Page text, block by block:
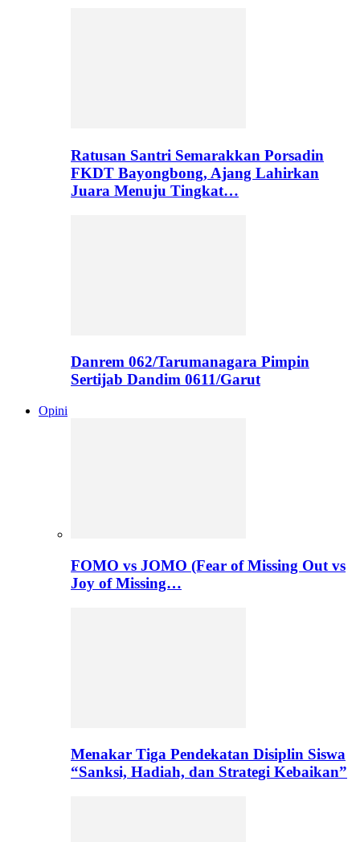
Ratusan Santri Semarakkan Porsadin
FKDT Bayongbong, Ajang Lahirkan
Juara Menuju Tingkat…
Danrem 062/Tarumanagara Pimpin
Sertijab Dandim 0611/Garut
Opini
FOMO vs JOMO (Fear of Missing Out vs
Joy of Missing…
Menakar Tiga Pendekatan Disiplin Siswa
“Sanksi, Hadiah, dan Strategi Kebaikan”